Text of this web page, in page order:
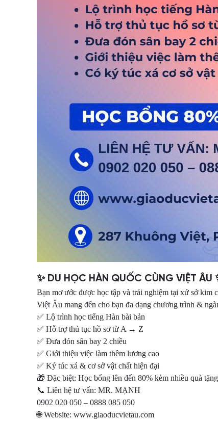
✨ DU HỌC HÀN QUỐC CÙNG VIỆT ÂU
Bạn mơ ước được học tập và trải nghiệm tại xứ sở kim
Việt Âu mang đến cho bạn đa dạng chương trình &
✅ Lộ trình học tiếng Hàn bài bản
✅ Hỗ trợ thủ tục hồ sơ từ A → Z
✅ Đưa đón sân bay 2 chiều
✅ Giới thiệu việc làm thêm lương cao
✅ Ký túc xá & cơ sở vật chất hiện đại
🎁 Đặc biệt: Học bổng lên đến 80% kèm nhiều quà
📞 Liên hệ tư vấn: MR. MẠNH
0902 020 050 – 0888 085 050
🌐 Website: www.giaoducvietau.com